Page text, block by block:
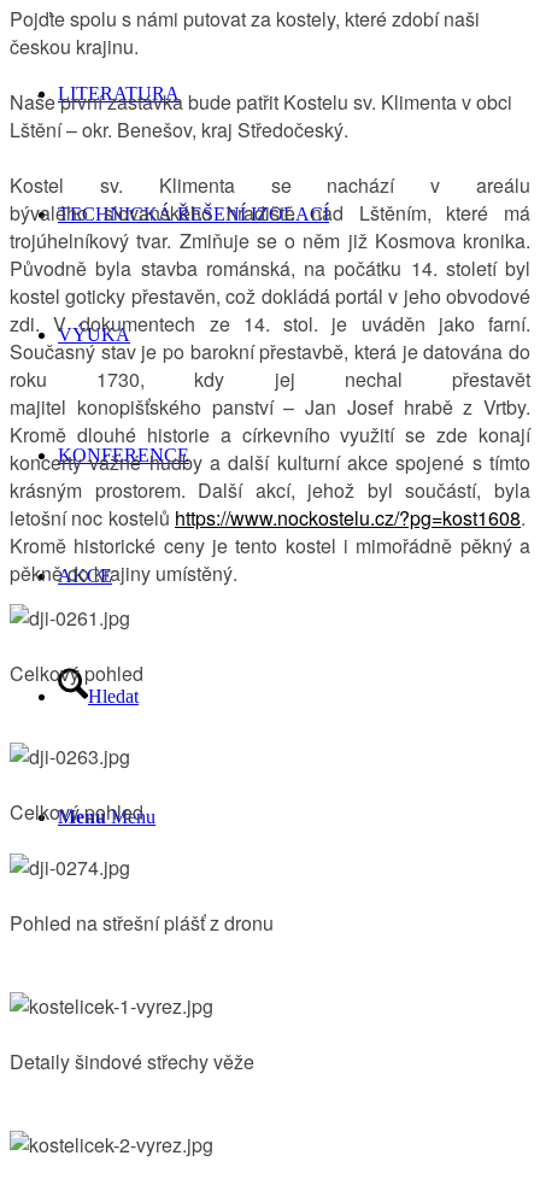
LITERATURA
TECHNICKÁ ŘEŠENÍ IZOLACÍ
VÝUKA
KONFERENCE
AKCE
Hledat
Menu Menu
Pojďte spolu s námi putovat za kostely, které zdobí naši
českou krajinu.
Naše první zastávka bude patřit Kostelu sv. Klimenta v obci
Lštění– okr. Benešov, kraj Středočeský.
Kostel sv. Klimenta se nachází v areálu
bývalého slovanského hradiště nad Lštěním, které má
trojúhelníkový tvar. Zmiňuje se o něm již Kosmova kronika.
Původně byla stavba románská, na počátku 14. století byl
kostel goticky přestavěn, což dokládá portál v jeho obvodové
zdi. V dokumentech ze 14. stol. je uváděn jako farní.
Současný stav je po barokní přestavbě, která je datována do
roku 1730, kdy jej nechal přestavět
majitel konopišťského panství– Jan Josef hrabě z Vrtby.
Kromě dlouhé historie a církevního využití se zde konají
koncerty vážné hudby a další kulturní akce spojené s tímto
krásným prostorem. Další akcí, jehož byl součástí, byla
letošní noc kostelů https://www.nockostelu.cz/?pg=kost1608.
Kromě historické ceny je tento kostel i mimořádně pěkný a
pěkně do krajiny umístěný.
Celkový pohled
Celkový pohled
Pohled na střešní plášť z dronu
Detaily šindové střechy věže